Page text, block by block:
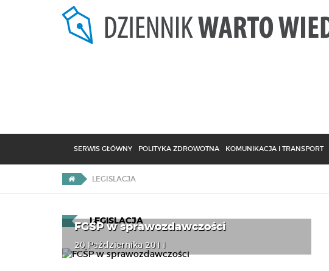
SERWIS GŁÓWNY POLITYKA ZDROWOTNA KOMUNIKACJA I TRANSPORT
LEGISLACJA
LEGISLACJA
FGŚP w sprawozdawczości
20 Października 2011